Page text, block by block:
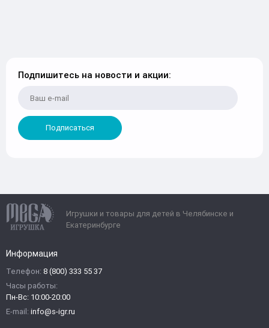
Подпишитесь на новости и акции:
Подписаться
Игрушки и товары для детей в Челябинске и
Екатеринбурге
Информация
Телефон: 8 (800) 333 55 37
Часы работы:
Пн-Вс: 10:00-20:00
E-mail: info@s-igr.ru